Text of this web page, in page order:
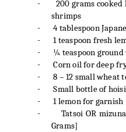
-
200 grams
shrimps
-
4 tablespoon
-
1 teaspoon fresh
-
¼ teaspoon
-
Corn oil for deep
-
8 – 12 small wheat
-
Small bottle of
-
1 lemon for garnish
-
Tatsoi OR
Grams]